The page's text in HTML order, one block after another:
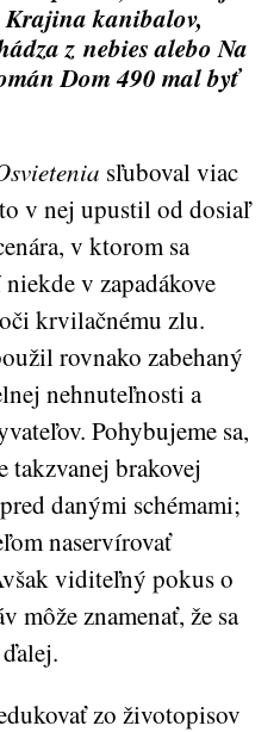
Krajina kanibalov,
z nebies alebo Na
Dom 490 mal byť
sľuboval viac
v nej upustil od dosiaľ
v ktorom sa
v zapadákove
krvilačnému zlu.
rovnako zabehaný
nehnuteľnosti a
Pohybujeme sa,
takzvanej brakovej
danými schémami;
naservírovať
viditeľný pokus o
môže znamenať, že sa
zo životopisov